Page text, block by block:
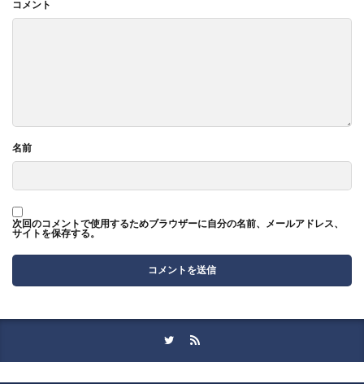
コメント
名前
次回のコメントで使用するためブラウザーに自分の名前、メールアドレス、
サイトを保存する。